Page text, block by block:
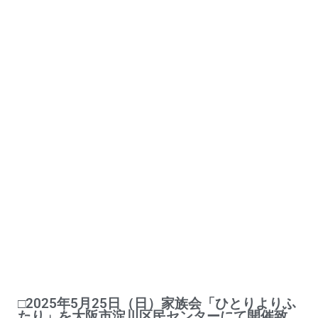
□2025年5月25日（日）家族会「ひとりよりふ